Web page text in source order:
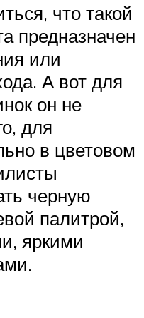
что такой
предназначен
или
А вот для
он не
для
в цветовом
черную
палитрой,
яркими